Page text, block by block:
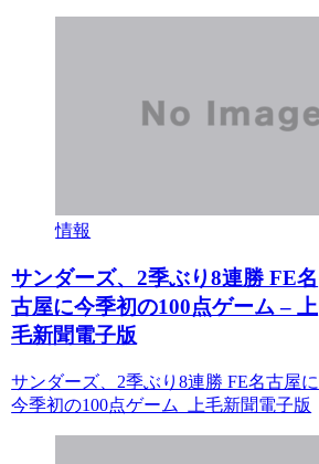
情報
サンダーズ、2季ぶり8連勝 FE名
古屋に今季初の100点ゲーム – 上
毛新聞電子版
サンダーズ、2季ぶり8連勝 FE名古屋に
今季初の100点ゲーム 上毛新聞電子版